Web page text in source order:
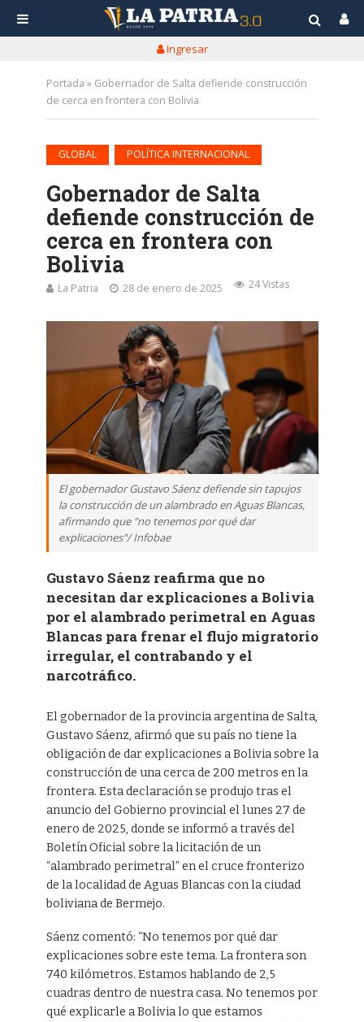
Ingresar
Portada » Gobernador de Salta defiende construcción
de cerca en frontera con Bolivia
GLOBAL POLÍTICA INTERNACIONAL
Gobernador de Salta
defiende construcción de
cerca en frontera con
Bolivia
La Patria 28 de enero de 2025 24 Vistas
El gobernador Gustavo Sáenz defiende sin tapujos
la construcción de un alambrado en Aguas Blancas,
afirmando que "no tenemos por qué dar
explicaciones"/ Infobae
Gustavo Sáenz reafirma que no
necesitan dar explicaciones a Bolivia
por el alambrado perimetral en Aguas
Blancas para frenar el flujo migratorio
irregular, el contrabando y el
narcotráfico.
El gobernador de la provincia argentina de Salta,
Gustavo Sáenz, afirmó que su país no tiene la
obligación de dar explicaciones a Bolivia sobre la
construcción de una cerca de 200 metros en la
frontera. Esta declaración se produjo tras el
anuncio del Gobierno provincial el lunes 27 de
enero de 2025, donde se informó a través del
Boletín Oficial sobre la licitación de un
“alambrado perimetral” en el cruce fronterizo
de la localidad de Aguas Blancas con la ciudad
boliviana de Bermejo.
Sáenz comentó: “No tenemos por qué dar
explicaciones sobre este tema. La frontera son
740 kilómetros. Estamos hablando de 2,5
cuadras dentro de nuestra casa. No tenemos por
qué explicarle a Bolivia lo que estamos